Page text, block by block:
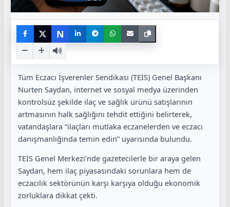
N
Tüm Eczacı İşverenler Sendikası (TEİS) Genel Başkanı
Nurten Saydan, internet ve sosyal medya üzerinden
kontrolsüz şekilde ilaç ve sağlık ürünü satışlarının
artmasının halk sağlığını tehdit ettiğini belirterek,
vatandaşlara “ilaçları mutlaka eczanelerden ve eczacı
danışmanlığında temin edin” uyarısında bulundu.
TEİS Genel Merkezi’nde gazetecilerle bir araya gelen
Saydan, hem ilaç piyasasındaki sorunlara hem de
eczacılık sektörünün karşı karşıya olduğu ekonomik
zorluklara dikkat çekti.